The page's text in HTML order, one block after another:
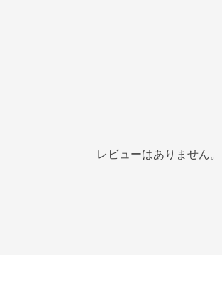
レビューはありません。